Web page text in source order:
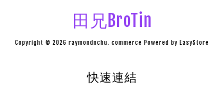
田兄BroTin
Copyright © 2026 raymondnchu. commerce Powered by EasyStore
快速連結